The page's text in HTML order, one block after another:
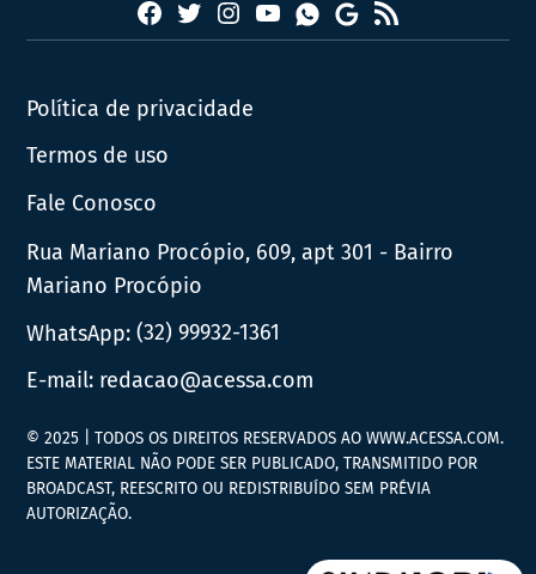
Facebook
TwitterInstagram
YouTubeWhatsapp
Google
News
RSS
Política de privacidade
Termos de uso
Fale Conosco
Rua Mariano Procópio, 609, apt 301 - Bairro
Mariano Procópio
WhatsApp:(32) 99932-1361
E-mail: redacao@acessa.com
© 2025 | TODOS OS DIREITOS RESERVADOS AO WWW.ACESSA.COM.
ESTE MATERIAL NÃO PODE SER PUBLICADO, TRANSMITIDO POR
BROADCAST, REESCRITO OU REDISTRIBUÍDO SEM PRÉVIA
AUTORIZAÇÃO.